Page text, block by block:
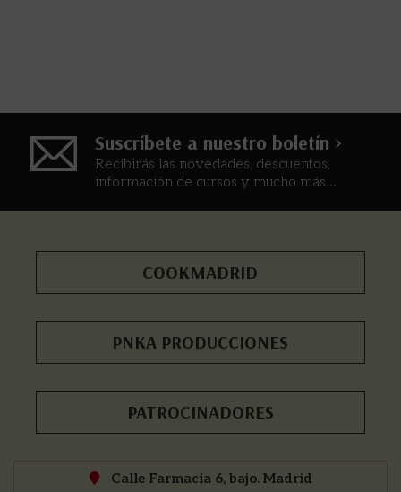
Suscríbete a nuestro boletín >
Recibirás las novedades, descuentos,
información de cursos y mucho más...
COOKMADRID
PNKA PRODUCCIONES
PATROCINADORES
Calle Farmacia 6, bajo. Madrid